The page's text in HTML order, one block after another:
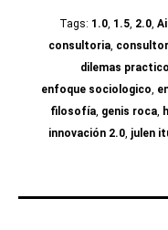
Tags: 1.0, 1.5, 2.0,
consultoria,
dilemas
enfoque sociologico,
filosofía, genis roca,
innovación 2.0, julen